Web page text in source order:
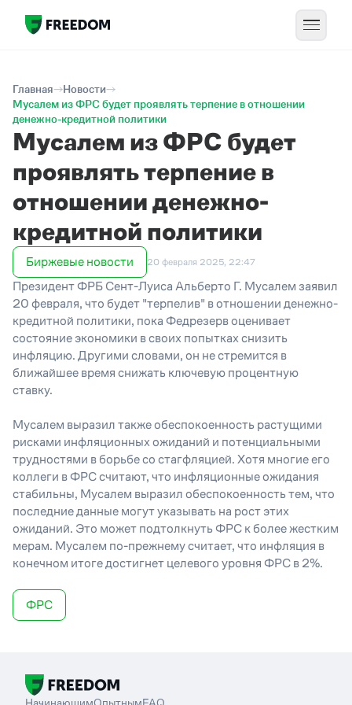
Главная
Новости
Мусалем из ФРС будет проявлять терпение в отношении
денежно-кредитной политики
Мусалем из ФРС будет
проявлять терпение в
отношении денежно-
кредитной политики
Биржевые новости 20 февраля 2025, 22:47
Президент ФРБ Сент-Луиса Альберто Г. Мусалем заявил
20 февраля, что будет "терпелив" в отношении денежно-
кредитной политики, пока Федрезерв оценивает
состояние экономики в своих попытках снизить
инфляцию. Другими словами, он не стремится в
ближайшее время снижать ключевую процентную
ставку.
Мусалем выразил также обеспокоенность растущими
рисками инфляционных ожиданий и потенциальными
трудностями в борьбе со стагфляцией. Хотя многие его
коллеги в ФРС считают, что инфляционные ожидания
стабильны, Мусалем выразил обеспокоенность тем, что
последние данные могут указывать на рост этих
ожиданий. Это может подтолкнуть ФРС к более жестким
мерам. Мусалем по-прежнему считает, что инфляция в
конечном итоге достигнет целевого уровня ФРС в 2%.
ФРС